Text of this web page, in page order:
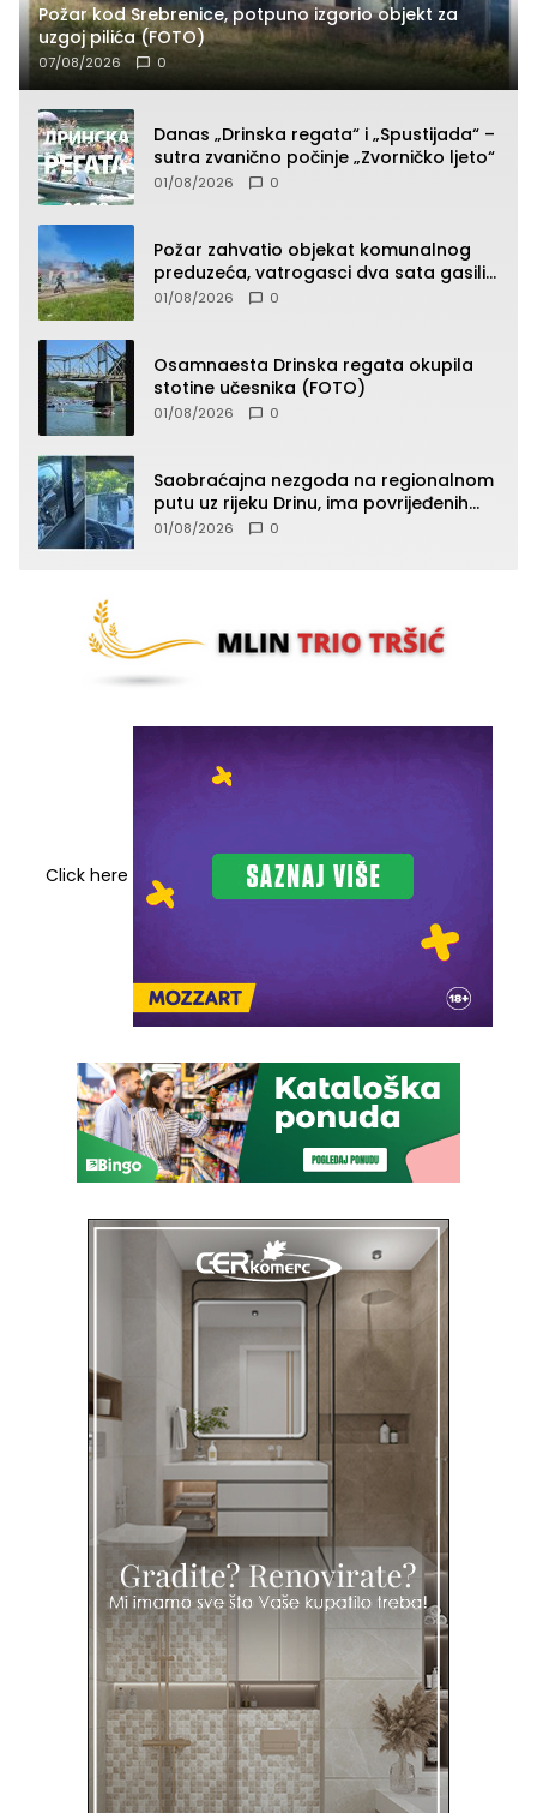
Požar kod Srebrenice, potpuno izgorio objekt za
uzgoj pilića (FOTO)
07/08/2026 0
Danas „Drinska regata“ i „Spustijada“ –
sutra zvanično počinje „Zvorničko ljeto“
01/08/2026 0
Požar zahvatio objekat komunalnog
preduzeća, vatrogasci dva sata gasili
vatru (FOTO)
01/08/2026 0
Osamnaesta Drinska regata okupila
stotine učesnika (FOTO)
01/08/2026 0
Saobraćajna nezgoda na regionalnom
putu uz rijeku Drinu, ima povrijeđenih
lica (FOTO)
01/08/2026 0
Click here